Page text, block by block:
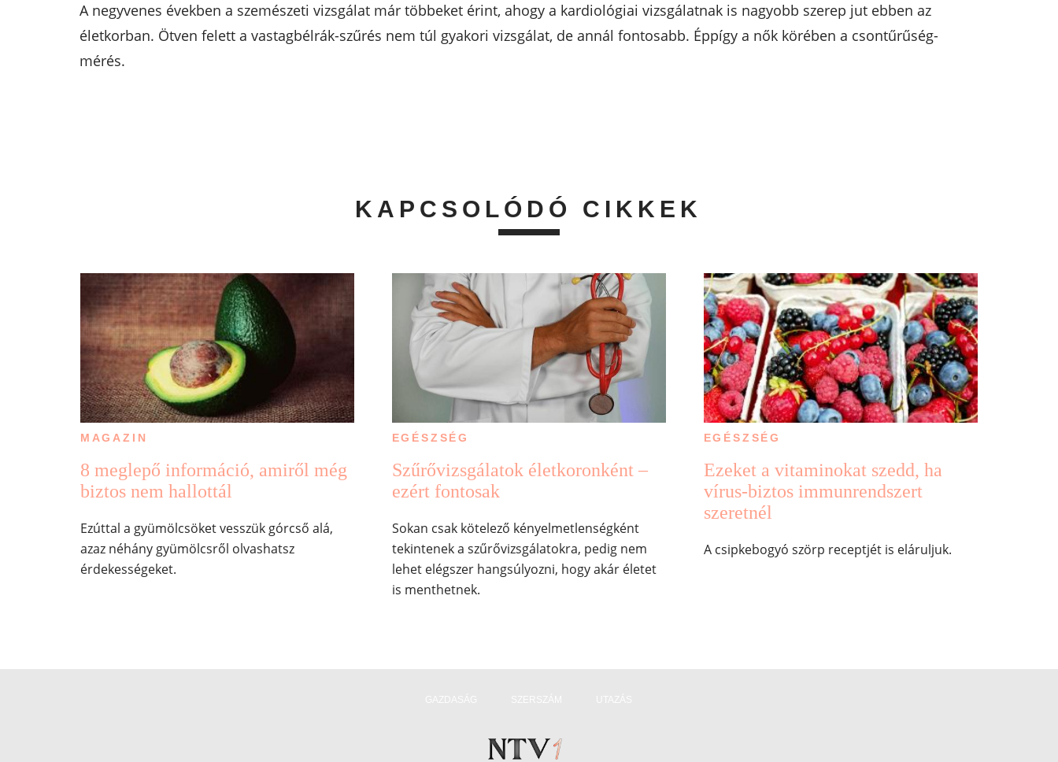
A negyvenes években a szemészeti vizsgálat már többeket érint, ahogy a kardiológiai vizsgálatnak is nagyobb szerep jut ebben az
életkorban. Ötven felett a vastagbélrák-szűrés nem túl gyakori vizsgálat, de annál fontosabb. Éppígy a nők körében a csontűrűség-
mérés.
KAPCSOLÓDÓ CIKKEK
MAGAZIN
8 meglepő információ, amiről még
biztos nem hallottál
Ezúttal a gyümölcsöket vesszük górcső alá,
azaz néhány gyümölcsről olvashatsz
érdekességeket.
EGÉSZSÉG
Szűrővizsgálatok életkoronként –
ezért fontosak
Sokan csak kötelező kényelmetlenségként
tekintenek a szűrővizsgálatokra, pedig nem
lehet elégszer hangsúlyozni, hogy akár életet
is menthetnek.
EGÉSZSÉG
Ezeket a vitaminokat szedd, ha
vírus-biztos immunrendszert
szeretnél
A csipkebogyó szörp receptjét is eláruljuk.